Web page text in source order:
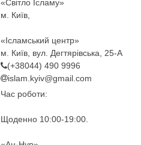
«Світло Ісламу»
м. Київ,
«Ісламський центр»
м. Київ, вул. Дегтярівська, 25-А
(+38044) 490 9996
islam.kyiv@gmail.com
Час роботи:
Щоденно 10:00-19:00.